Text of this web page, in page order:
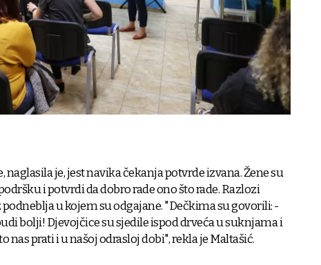
naglasila je, jest navika čekanja potvrde izvana. Žene su
i potvrdi da dobro rade ono što rade. Razlozi
u kojem su odgajane. "Dečkima su govorili: -
bolji! Djevojčice su sjedile ispod drveća u suknjama i
nas prati i u našoj odrasloj dobi", rekla je Maltašić.